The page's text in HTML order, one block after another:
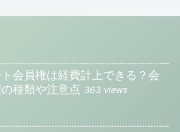
ト会員権は経費計上できる？会
種類や注意点 363 views